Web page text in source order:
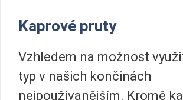
Kaprové pruty
Vzhledem na možnost
typ v našich končinách
nejpoužívanějším. Kromě